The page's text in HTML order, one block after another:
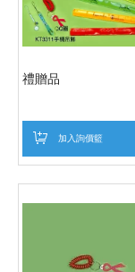
禮贈品
加入詢價籃